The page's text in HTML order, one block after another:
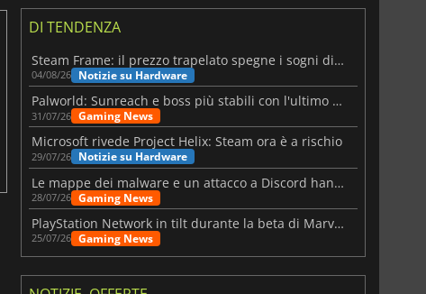
DI TENDENZA
Steam Frame: il prezzo trapelato spegne i sogni di un VR economico
04/08/26 Notizie su Hardware
Palworld: Sunreach e boss più stabili con l'ultimo update
31/07/26 Gaming News
Microsoft rivede Project Helix: Steam ora è a rischio
29/07/26 Notizie su Hardware
Le mappe dei malware e un attacco a Discord hanno colpito Meccha Chameleon
28/07/26 Gaming News
PlayStation Network in tilt durante la beta di Marvel Tōkon
25/07/26 Gaming News